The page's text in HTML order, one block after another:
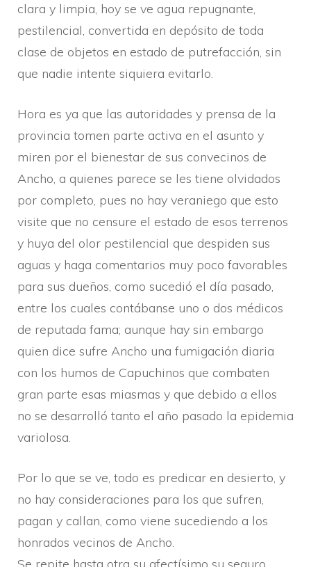
clara y limpia, hoy se ve agua repugnante,
pestilencial, convertida en depósito de toda
clase de objetos en estado de putrefacción, sin
que nadie intente siquiera evitarlo.
Hora es ya que las autoridades y prensa de la
provincia tomen parte activa en el asunto y
miren por el bienestar de sus convecinos de
Ancho, a quienes parece se les tiene olvidados
por completo, pues no hay veraniego que esto
visite que no censure el estado de esos terrenos
y huya del olor pestilencial que despiden sus
aguas y haga comentarios muy poco favorables
para sus dueños, como sucedió el dí­a pasado,
entre los cuales contábanse uno o dos médicos
de reputada fama; aunque hay sin embargo
quien dice sufre Ancho una fumigación diaria
con los humos de Capuchinos que combaten
gran parte esas miasmas y que debido a ellos
no se desarrolló tanto el año pasado la epidemia
variolosa.
Por lo que se ve, todo es predicar en desierto, y
no hay consideraciones para los que sufren,
pagan y callan, como viene sucediendo a los
honrados vecinos de Ancho.